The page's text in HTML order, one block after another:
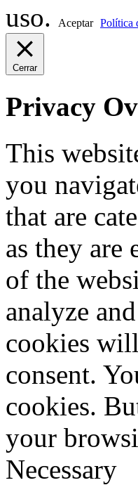
uso.
Aceptar Política
Cerrar
Privacy
This
you
that are
as they
of the
analyze
cookies
consent.
cookies.
your
Necessary